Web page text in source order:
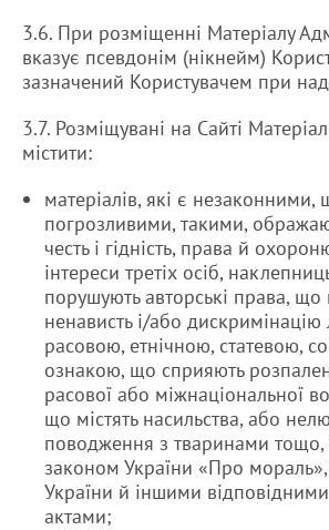
3.6. При розміщенні Матеріалу
вказує псевдонім (нікнейм)
зазначений Користувачем при
3.7. Розміщувані на Сайті
містити:
матеріалів, які є незаконними,
погрозливими, такими,
честь і гідність, права й
інтереси третіх осіб,
порушують авторські права, що
ненависть і/або
расовою, етнічною, статевою,
ознакою, що сприяють
расової або міжнаціональної
що містять насильства, або
поводження з тваринами тощо,
законом України «Про мораль»,
України й іншими
актами;